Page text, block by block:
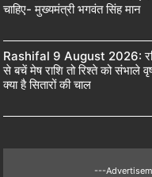
चाहिए- मुख्यमंत्री भगवंत सिंह मान
Rashifal 9 August 2026:
से बचें मेष राशि तो रिश्ते को
क्या है सितारों की चाल
---